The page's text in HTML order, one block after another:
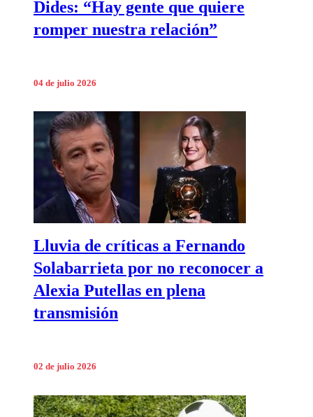
Dides: “Hay gente que quiere
romper nuestra relación”
04 de julio 2026
Lluvia de críticas a Fernando
Solabarrieta por no reconocer a
Alexia Putellas en plena
transmisión
02 de julio 2026